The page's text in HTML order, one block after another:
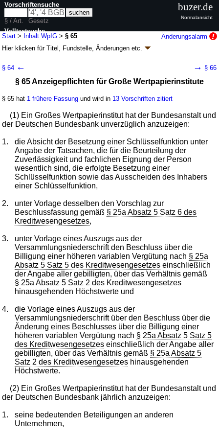
Start > Inhalt WpIG >§ 65
Änderungsalarm
Hier klicken fürTitel, Fundstelle, Änderungen etc.
Artikel 9G. v. 09.04.2026BGBl. 2026 I Nr. 97
13 weitere Fassungen | Drucksachen / Entwurf / Begründung
Kapitel 5 Beaufsichtigung von Wertpapierinstituten;
Abschnitt 5 Anzeigepflichten; Wertpapierinstitute mit
Mutterunternehmen im Drittstaat
§ 64 ← → § 66
§ 65 Anzeigepflichten für Große Wertpapierinstitute
§ 65 hat 1 frühere Fassung und wird in 13 Vorschriften zitiert
(1) Ein Großes Wertpapierinstitut hat der Bundesanstalt und
der Deutschen Bundesbank unverzüglich anzuzeigen:
1.
die Absicht der Besetzung einer Schlüsselfunktion unter
Angabe der Tatsachen, die für die Beurteilung der
Zuverlässigkeit und fachlichen Eignung der Person
wesentlich sind, die erfolgte Besetzung einer
Schlüsselfunktion sowie das Ausscheiden des Inhabers
einer Schlüsselfunktion,
2.
unter Vorlage desselben den Vorschlag zur
Beschlussfassung gemäß § 25a Absatz 5 Satz 6 des
Kreditwesengesetzes,
3.
unter Vorlage eines Auszugs aus der
Versammlungsniederschrift den Beschluss über die
Billigung einer höheren variablen Vergütung nach § 25a
Absatz 5 Satz 5 des Kreditwesengesetzes einschließlich
der Angabe aller gebilligten, über das Verhältnis gemäß
§ 25a Absatz 5 Satz 2 des Kreditwesengesetzes
hinausgehenden Höchstwerte und
4.
die Vorlage eines Auszugs aus der
Versammlungsniederschrift über den Beschluss über die
Änderung eines Beschlusses über die Billigung einer
höheren variablen Vergütung nach § 25a Absatz 5 Satz 5
des Kreditwesengesetzes einschließlich der Angabe aller
gebilligten, über das Verhältnis gemäß § 25a Absatz 5
Satz 2 des Kreditwesengesetzes hinausgehenden
Höchstwerte.
(2) Ein Großes Wertpapierinstitut hat der Bundesanstalt und
der Deutschen Bundesbank jährlich anzuzeigen:
1.
seine bedeutenden Beteiligungen an anderen
Unternehmen,
Vorschriftensuche
§ / Art.
Gesetz
Volltextsuche
nur in WpIG
buzer.de
Normalansicht